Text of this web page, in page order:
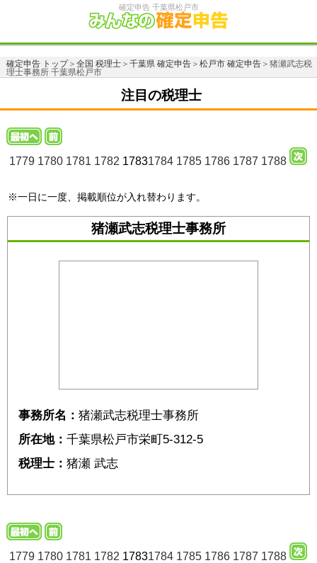
確定申告 千葉県松戸市
確定申告 トップ＞ 全国 税理士＞ 千葉県 確定申告＞ 松戸市 確定申告＞猪瀬武志税
理士事務所 千葉県松戸市
注目の税理士
1779 1780 1781 1782 17831784 1785 1786 1787 1788
※一日に一度、掲載順位が入れ替わります。
猪瀬武志税理士事務所
事務所名： 猪瀬武志税理士事務所
所在地： 千葉県松戸市栄町5-312-5
税理士： 猪瀬 武志
1779 1780 1781 1782 17831784 1785 1786 1787 1788